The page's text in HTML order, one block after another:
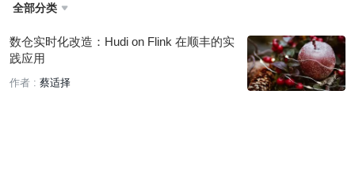
全部分类 
数仓实时化改造：Hudi on Flink 在顺丰的实
践应用
作者 : 蔡适择